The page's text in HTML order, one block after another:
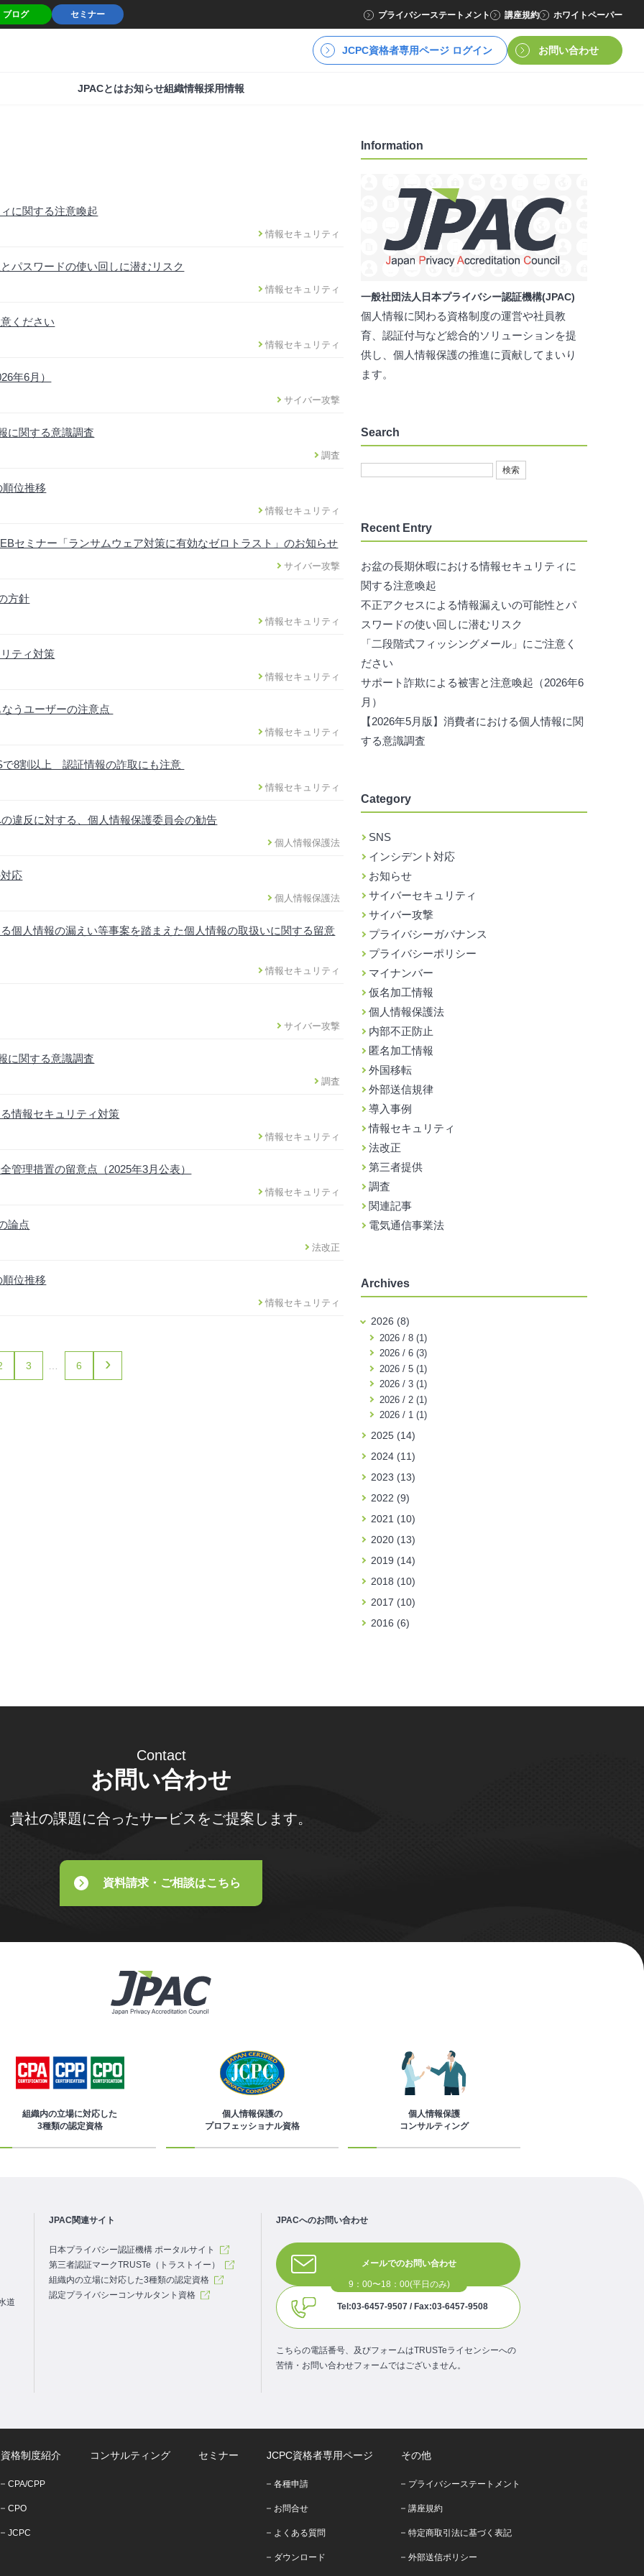
ブログ セミナー プライバシーステートメント 講座規約 ホワイトペーパー
JCPC資格者専用ページ ログイン お問い合わせ
JPACとはお知らせ組織情報採用情報
に関する注意喚起
情報セキュリティ
パスワードの使い回しに潜むリスク
情報セキュリティ
ください
情報セキュリティ
年6月）
サイバー攻撃
に関する意識調査
調査
位推移
情報セキュリティ
セミナー「ランサムウェア対策に有効なゼロトラスト」のお知らせ
サイバー攻撃
方針
情報セキュリティ
ティ対策
情報セキュリティ
うユーザーの注意点
情報セキュリティ
8割以上 認証情報の詐取にも注意
情報セキュリティ
違反に対する、個人情報保護委員会の勧告
個人情報保護法
応
個人情報保護法
個人情報の漏えい等事案を踏まえた個人情報の取扱いに関する留意
情報セキュリティ
サイバー攻撃
に関する意識調査
調査
情報セキュリティ対策
情報セキュリティ
管理措置の留意点（2025年3月公表）
情報セキュリティ
論点
法改正
位推移
情報セキュリティ
3 6 ›
Information
一般社団法人日本プライバシー認証機構(JPAC)
個人情報に関わる資格制度の運営や社員教
育、認証付与など総合的ソリューションを提
供し、個人情報保護の推進に貢献してまいり
ます。
Search
Recent Entry
お盆の長期休暇における情報セキュリティに
関する注意喚起
不正アクセスによる情報漏えいの可能性とパ
スワードの使い回しに潜むリスク
「二段階式フィッシングメール」にご注意く
ださい
サポート詐欺による被害と注意喚起（2026年6
月）
【2026年5月版】消費者における個人情報に関
する意識調査
Category
SNS
インシデント対応
お知らせ
サイバーセキュリティ
サイバー攻撃
プライバシーガバナンス
プライバシーポリシー
マイナンバー
仮名加工情報
個人情報保護法
内部不正防止
匿名加工情報
外国移転
外部送信規律
導入事例
情報セキュリティ
法改正
第三者提供
調査
関連記事
電気通信事業法
Archives
2026 (8)
2026 / 8 (1)
2026 / 6 (3)
2026 / 5 (1)
2026 / 3 (1)
2026 / 2 (1)
2026 / 1 (1)
2025 (14)
2024 (11)
2023 (13)
2022 (9)
2021 (10)
2020 (13)
2019 (14)
2018 (10)
2017 (10)
2016 (6)
Contact
お問い合わせ
貴社の課題に合ったサービスをご提案します。
資料請求・ご相談はこちら
組織内の立場に対応した
3種類の認定資格
個人情報保護の
プロフェッショナル資格
個人情報保護
コンサルティング
道
JPAC関連サイト
日本プライバシー認証機構 ポータルサイト
第三者認証マークTRUSTe（トラストイー）
組織内の立場に対応した3種類の認定資格
認定プライバシーコンサルタント資格
JPACへのお問い合わせ
メールでのお問い合わせ
Tel:03-6457-9507 / Fax:03-6457-9508
こちらの電話番号、及びフォームはTRUSTeライセンシーへの
苦情・お問い合わせフォームではございません。
資格制度紹介
CPA/CPP
CPO
JCPC
コンサルティング セミナー JCPC資格者専用ページ
各種申請
お問合せ
よくある質問
ダウンロード
その他
プライバシーステートメント
講座規約
特定商取引法に基づく表記
外部送信ポリシー